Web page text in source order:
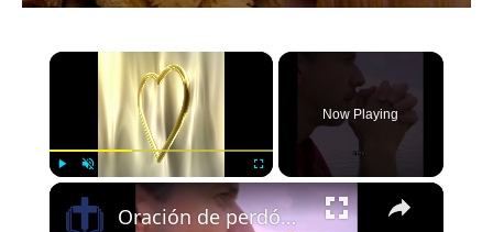
×
Fullscreen
Now Playing
×
Oración de perdón y renovación espiritual